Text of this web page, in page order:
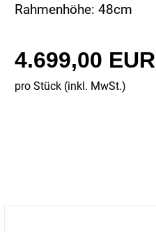
Rahmenhöhe: 48cm
4.699,00 EUR
pro Stück (inkl. MwSt.)